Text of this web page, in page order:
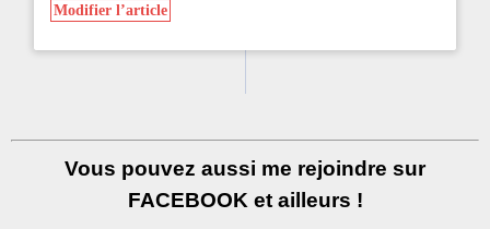
Modifier l’article
Vous pouvez aussi me rejoindre sur
FACEBOOK et ailleurs !